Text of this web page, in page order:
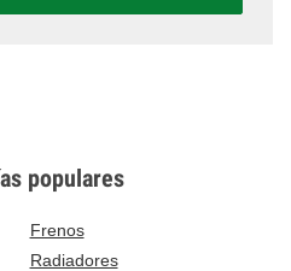
populares
Frenos
Radiadores